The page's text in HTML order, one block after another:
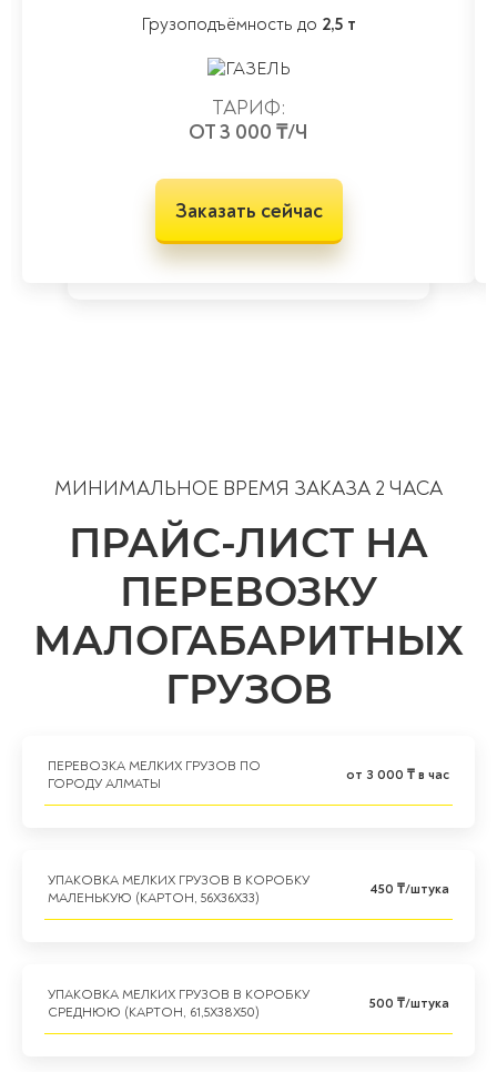
Грузоподъёмность до 2,5 т
ТАРИФ:
ОТ 3 000 ₸/Ч
Заказать сейчас
МИНИМАЛЬНОЕ ВРЕМЯ ЗАКАЗА 2 ЧАСА
ПРАЙС-ЛИСТ НА
ПЕРЕВОЗКУ
МАЛОГАБАРИТНЫХ
ГРУЗОВ
ПЕРЕВОЗКА МЕЛКИХ ГРУЗОВ ПО
ГОРОДУ АЛМАТЫ
от 3 000 ₸ в час
УПАКОВКА МЕЛКИХ ГРУЗОВ В КОРОБКУ
МАЛЕНЬКУЮ (КАРТОН, 56Х36Х33)
450 ₸/штука
УПАКОВКА МЕЛКИХ ГРУЗОВ В КОРОБКУ
СРЕДНЮЮ (КАРТОН, 61,5Х38Х50)
500 ₸/штука